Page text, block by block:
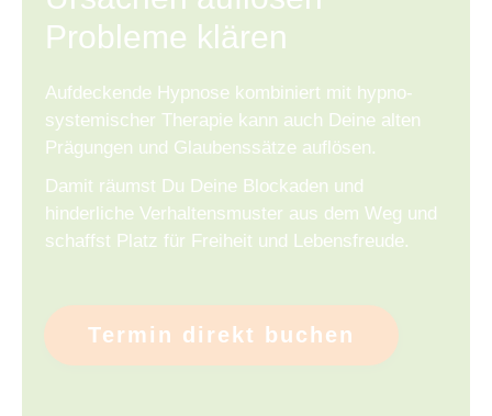
Probleme klären
Aufdeckende Hypnose kombiniert mit hypno-
systemischer Therapie kann auch Deine alten
Prägungen und Glaubenssätze auflösen.
Damit räumst Du Deine Blockaden und
hinderliche Verhaltensmuster aus dem Weg und
schaffst Platz für Freiheit und Lebensfreude.
Termin direkt buchen